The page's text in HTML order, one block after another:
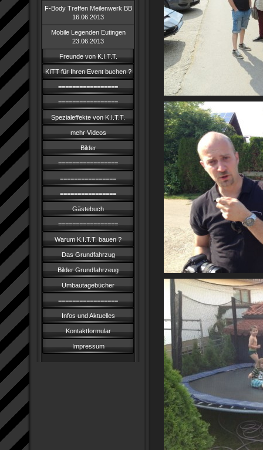
F-Body Treffen Meilenwerk BB
16.06.2013
Mobile Legenden Eutingen
23.06.2013
Freunde von K.I.T.T.
KITT für Ihren Event buchen ?
=================
=================
Spezialeffekte von K.I.T.T.
mehr Videos
Bilder
=================
================
================
Gästebuch
=================
Warum K.I.T.T. bauen ?
Das Grundfahrzug
Bilder Grundfahrzeug
Umbautagebücher
=================
Infos und Aktuelles
Kontaktformular
Impressum